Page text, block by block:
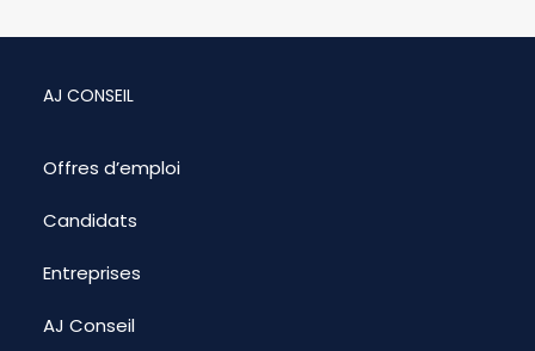
AJ CONSEIL
Offres d’emploi
Candidats
Entreprises
AJ Conseil